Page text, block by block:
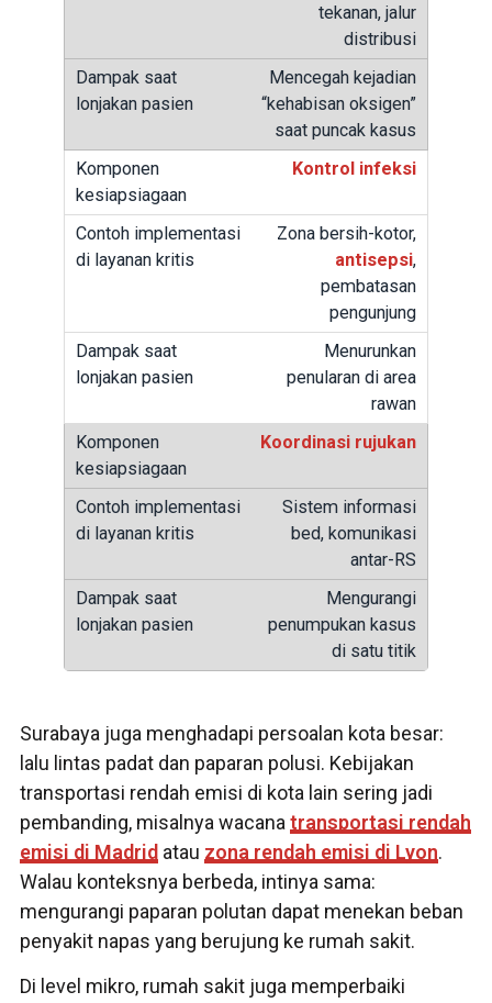
tekanan, jalur
distribusi
Mencegah kejadian
“kehabisan oksigen”
saat puncak kasus
Kontrol infeksi
Zona bersih-kotor,
antisepsi,
pembatasan
pengunjung
Menurunkan
penularan di area
rawan
Koordinasi rujukan
Sistem informasi
bed, komunikasi
antar-RS
Mengurangi
penumpukan kasus
di satu titik
Surabaya juga menghadapi persoalan kota besar:
lalu lintas padat dan paparan polusi. Kebijakan
transportasi rendah emisi di kota lain sering jadi
pembanding, misalnya wacana transportasi rendah
emisi di Madrid atau zona rendah emisi di Lyon.
Walau konteksnya berbeda, intinya sama:
mengurangi paparan polutan dapat menekan beban
penyakit napas yang berujung ke rumah sakit.
Di level mikro, rumah sakit juga memperbaiki